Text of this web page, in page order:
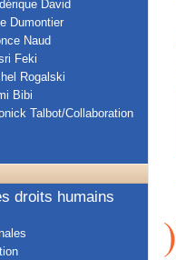
David
Dumontier
Naud
Feki
Rogalski
Bibi
Talbot/Collaboration
droits humains